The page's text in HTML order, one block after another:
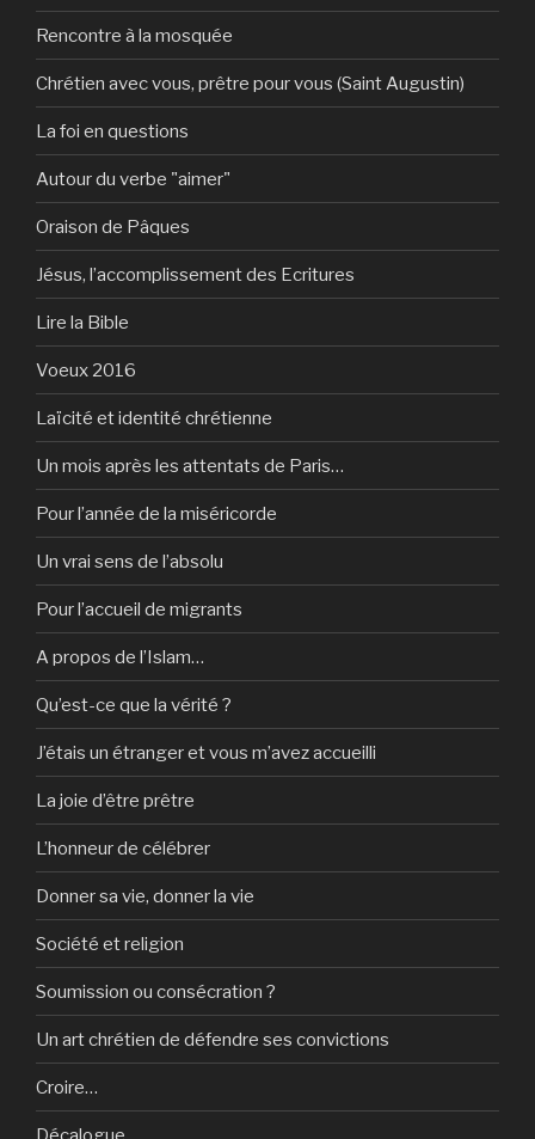
Rencontre à la mosquée
Chrétien avec vous, prêtre pour vous (Saint Augustin)
La foi en questions
Autour du verbe "aimer"
Oraison de Pâques
Jésus, l’accomplissement des Ecritures
Lire la Bible
Voeux 2016
Laïcité et identité chrétienne
Un mois après les attentats de Paris…
Pour l’année de la miséricorde
Un vrai sens de l’absolu
Pour l’accueil de migrants
A propos de l’Islam…
Qu’est-ce que la vérité ?
J’étais un étranger et vous m’avez accueilli
La joie d’être prêtre
L’honneur de célébrer
Donner sa vie, donner la vie
Société et religion
Soumission ou consécration ?
Un art chrétien de défendre ses convictions
Croire…